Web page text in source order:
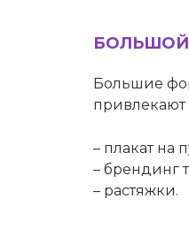
Большие
привлекают
– плакат на
– брендинг
– растяжки.